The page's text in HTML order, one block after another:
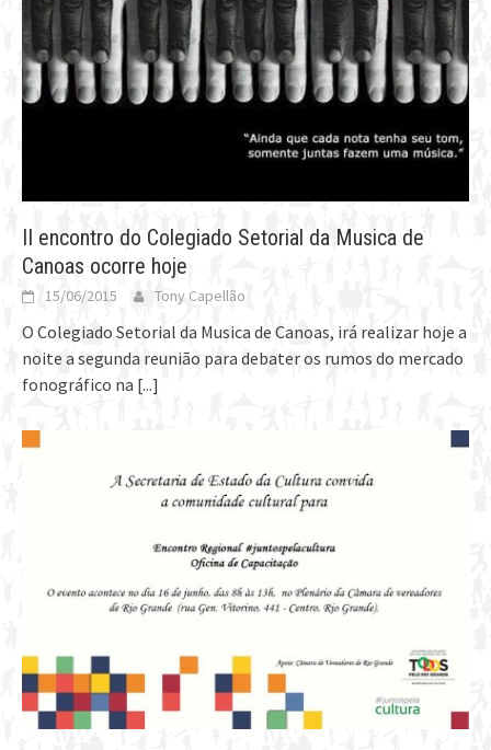
II encontro do Colegiado Setorial da Musica de
Canoas ocorre hoje
15/06/2015 Tony Capellão
O Colegiado Setorial da Musica de Canoas, irá realizar hoje a
noite a segunda reunião para debater os rumos do mercado
fonográfico na [...]